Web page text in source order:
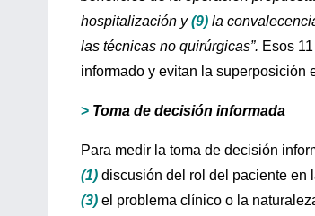
hospitalización y(9) la
las técnicas no quirúrgicas”. Esos
informado y evitan la superposición
> Toma de decisión informada
Para medir la toma de decisión
(1) discusión del rol del paciente en
(3) el problema clínico o la